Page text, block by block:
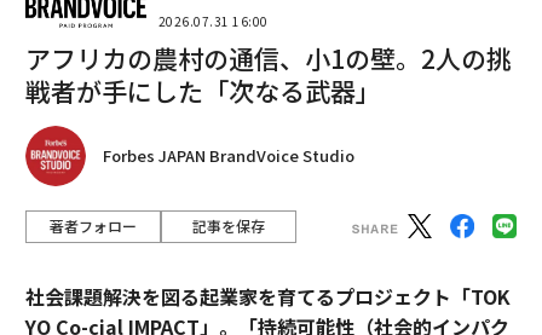
2026.07.31 16:00
アフリカの農村の通信、小1の壁。2人の挑
戦者が手にした「次なる武器」
Forbes JAPAN BrandVoice Studio
著者フォロー 記事を保存
社会課題解決を図る起業家を育てるプロジェクト「TOK
YO Co-cial IMPACT」。
「持続可能性（社会的インパク